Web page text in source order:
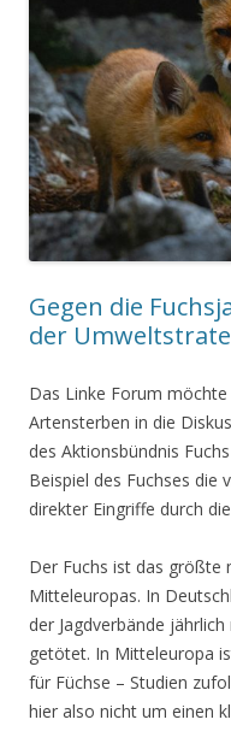
Gegen die
der
Das Linke Forum
Artensterben in die
des Aktionsbündnis
Beispiel des Fuchses die
direkter Eingriffe durch
Der Fuchs ist das größte
Mitteleuropas. In
der Jagdverbände
getötet. In Mitteleuropa
für Füchse – Studien
hier also nicht um einen